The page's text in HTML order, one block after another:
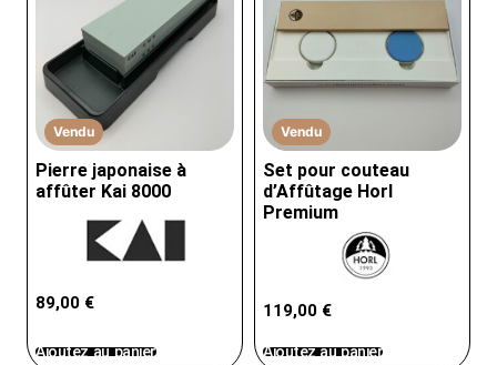
Vendu
Pierre japonaise à
affûter Kai 8000
89,00 €
Ajoutez au panier
Vendu
Set pour couteau
d’Affûtage Horl
Premium
119,00 €
Ajoutez au panier